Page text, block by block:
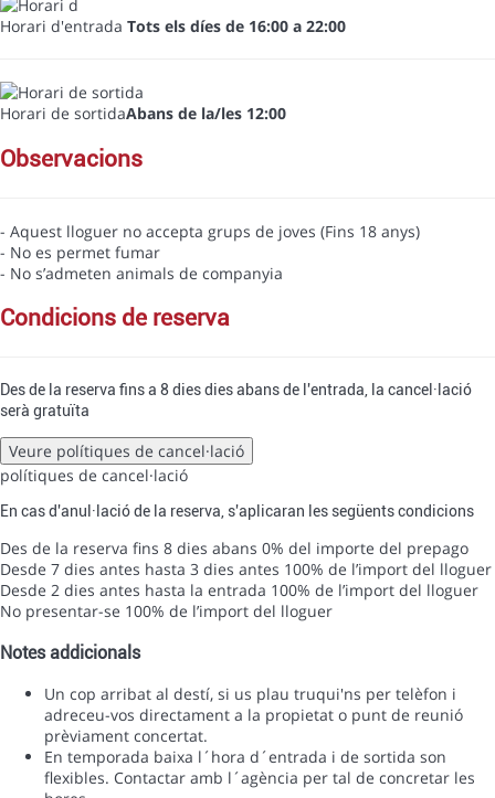
Horari d'entrada Tots els díes de 16:00 a 22:00
Horari de sortidaAbans de la/les 12:00
observacions
- Aquest lloguer no accepta grups de joves (Fins 18 anys)
- No es permet fumar
- No s’admeten animals de companyia
condicions de reserva
Des de la reserva fins a 8 dies dies abans de l'entrada, la cancel·lació
serà gratuïta
Veure polítiques de cancel·lació
polítiques de cancel·lació
En cas d'anul·lació de la reserva, s'aplicaran les següents condicions
Des de la reserva fins 8 dies abans 0% del importe del prepago
Desde 7 dies antes hasta 3 dies antes 100% de l’import del lloguer
Desde 2 dies antes hasta la entrada 100% de l’import del lloguer
No presentar-se 100% de l’import del lloguer
Notes addicionals
Un cop arribat al destí, si us plau truqui'ns per telèfon i
adreceu-vos directament a la propietat o punt de reunió
prèviament concertat.
En temporada baixa l´hora d´entrada i de sortida son
flexibles. Contactar amb l´agència per tal de concretar les